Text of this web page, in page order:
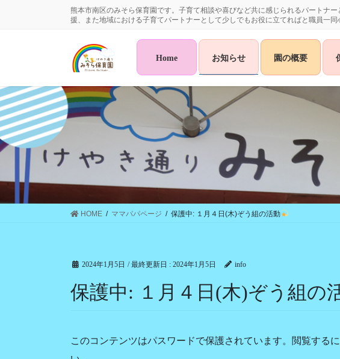
移
動
ン
に
移
動
熊本市南区のみそら保育園です。子育て相談や喜びなど共に感じられるパートナ
援、また地域における子育てパートナーとして少しでもお役に立てればと職員一
Home お知らせ 園の概要
HOME ママパパページ 保護中: １月４日(木)ぞう組の活動
2024年1月5日 / 最終更新日 : 2024年1月5日 info
保護中: １月４日(木)ぞう組の
このコンテンツはパスワードで保護されています。閲覧する